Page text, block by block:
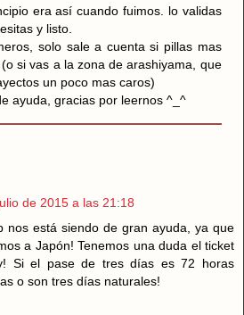
era así cuando fuimos. lo validas
y listo.
solo sale a cuenta si pillas mas
si vas a la zona de arashiyama, que
un poco mas caros)
ayuda, gracias por leernos ^_^
de 2015 a las 21:18
nos está siendo de gran ayuda, ya que
a Japón! Tenemos una duda el ticket
Si el pase de tres días es 72 horas
o son tres días naturales!